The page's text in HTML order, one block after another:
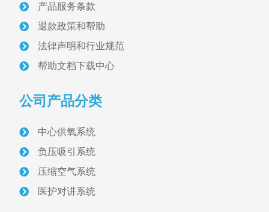
医用气体终端
医用设备带
医护对讲设备
信息化呼叫对讲
产品服务条款
退款政策和帮助
法律声明和行业规范
帮助文档下载中心
公司产品分类
中心供氧系统
负压吸引系统
压缩空气系统
医护对讲系统